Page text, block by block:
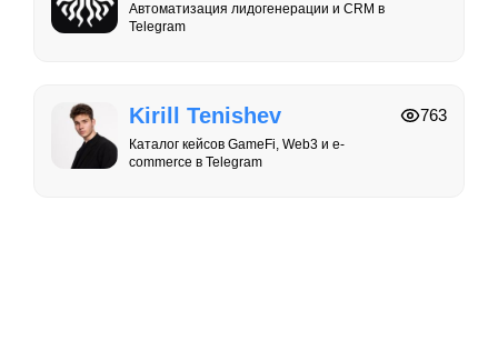
Автоматизация лидогенерации и CRM в
Telegram
Kirill Tenishev
Каталог кейсов GameFi, Web3 и e-
commerce в Telegram
763